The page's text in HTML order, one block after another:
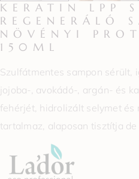
KERATIN LPP
REGENERÁLÓ
NÖVÉNYI
150ML
Szulfátmentes sampon sérült,
jojoba-, avokádó-, argán- és
fehérjét, hidrolizált selymet
tartalmaz, alaposan tisztítja